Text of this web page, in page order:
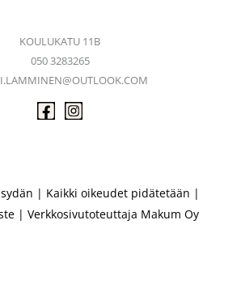
KOULUKATU 11B
050 3283265
| Kaikki oikeudet pidätetään |
| Verkkosivutoteuttaja Makum Oy